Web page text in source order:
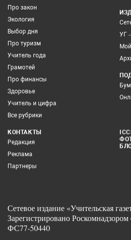
Про закон
Экология
Выбор дня
Про туризм
Учитель года
Грамотей
Про финансы
Здоровье
Учитель и цифра
Все рубрики
УГ
КОНТАКТЫ
Редакция
Реклама
Партнеры
Сетевое издание «Учительская
Зарегистрировано
ФС77-50440